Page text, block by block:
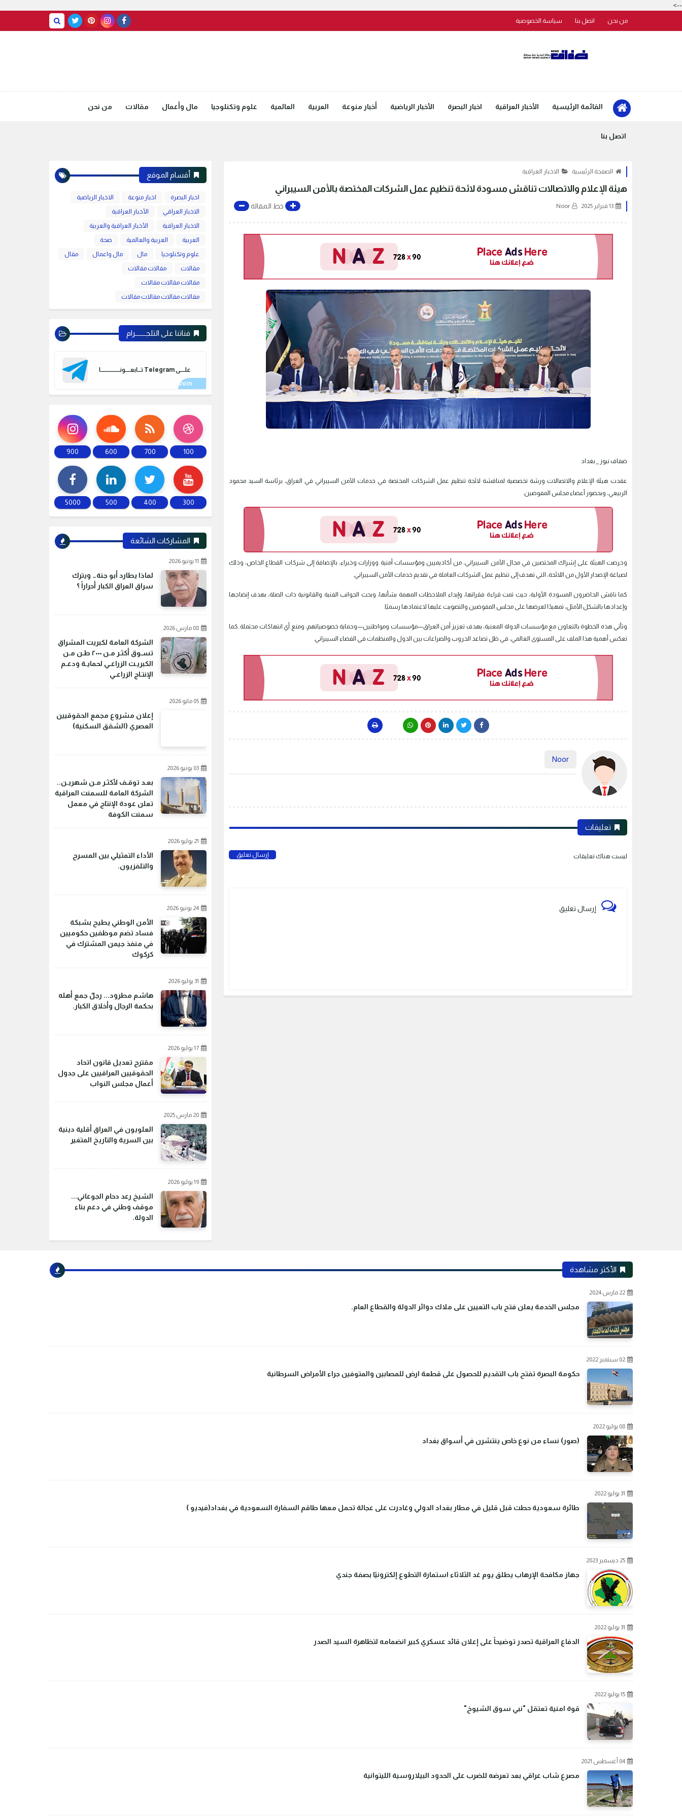
-->
من نحن اتصل بنا سياسة الخصوصية
القائمة الرئيسية الأخبار العراقية اخبار البصرة الأخبار الرياضية أخبار منوعة العربية العالمية علوم وتكنلوجيا مال وأعمال مقالات من نحن
اتصل بنا
الصفحة الرئيسية الاخبار العراقية
هيئة الإعلام والاتصالات تناقش مسودة لائحة تنظيم عمل الشركات المختصة بالأمن السيبراني
13 فبراير 2025 Noor خط المقالة
ضفاف نيوز _ بغداد
عقدت هيئة الإعلام والاتصالات ورشة تخصصية لمناقشة لائحة تنظيم عمل الشركات المختصة في خدمات الأمن السيبراني في العراق، برئاسة السيد محمود
الربيعي، وبحضور أعضاء مجلس المفوضين.
وحرصت الهيئة على إشراك المختصين في مجال الأمن السيبراني، من أكاديميين ومؤسسات أمنية ووزارات وخبراء، بالإضافة إلى شركات القطاع الخاص، وذلك
لصياغة الإصدار الأول من اللائحة، التي تهدف إلى تنظيم عمل الشركات العاملة في تقديم خدمات الأمن السيبراني.
كما ناقش الحاضرون المسودة الأولية، حيث تمت قراءة فقراتها، وإبداء الملاحظات المهمة بشأنها، وبحث الجوانب الفنية والقانونية ذات الصلة، بهدف إنضاجها
وإعدادها بالشكل الأمثل، تمهيدًا لعرضها على مجلس المفوضين والتصويت عليها لاعتمادها رسميًا.
وتأتي هذه الخطوة بالتعاون مع مؤسسات الدولة المعنية، بهدف تعزيز أمن العراق—مؤسسات ومواطنين—وحماية خصوصياتهم، ومنع أي انتهاكات محتملة. كما
تعكس أهمية هذا الملف على المستوى العالمي، في ظل تصاعد الحروب والصراعات بين الدول والمنظمات في الفضاء السيبراني.
Noor
تعليقات
ليست هناك تعليقات إرسال تعليق
إرسال تعليق
أقسام الموقع
اخبار البصرة اخبار منوعة
الاخبار الرياضية
الاخبار العراقي
الأخبار العراقية
الاخبار العراقية
الأخبار العراقية والعربية
العربية
العربية والعالمية
صحة
علوم وتكنلوجيا
مال مال واعمال
مقال
مقالات
مقالات مقالات
مقالات مقالات مقالات
مقالات مقالات مقالات مقالات
قناتنا على التلجـــــــرام
علـــــى Telegram تـــابعـــــونـــــــــــــــــــا
100
700
600
900
300
400
500
5000
المشاركات الشائعة
11 يونيو 2026
لماذا يطارد أبو جنة… ويترك
سراق العراق الكبار أحراراً ؟
08 مارس 2026
الشركة العامة لكبريت المشراق
تسـوق أكثـر مـن ٢٠٠٠ طـن مـن
الكبريـت الزراعـي لحمايـة ودعـم
الإنتـاج الزراعـي
05 مايو 2026
إعلان مشروع مجمع الحقوقيين
العصري (الشقق السكنية)
03 يونيو 2026
بعـد توقـف لأكثـر مـن شهريـن..
الشركة العامة للسمنت العراقية
تعلن عودة الإنتاج في معمل
سمنت الكوفة
21 يوليو 2026
الأداء التمثيلي بين المسرح
والتلفزيون.
24 يونيو 2026
الأمن الوطني يطيح بشبكة
فساد تضم موظفين حكوميين
في منفذ جيمن المشترك في
كركوك
31 يوليو 2026
هاشم مطرود... رجلٌ جمع أهله
بحكمة الرجال وأخلاق الكبار.
17 يوليو 2026
مقترح تعديل قانون اتحاد
الحقوقيين العراقيين على جدول
أعمال مجلس النواب
20 مارس 2025
العلويون في العراق أقلية دينية
بين السرية والتاريخ المتغير
19 يوليو 2026
الشيخ رعد دحام الجوعاني...
موقف وطني في دعم بناء
الدولة.
الأكثر مشاهدة
22 مارس 2024
مجلس الخدمة يعلن فتح باب التعيين على ملاك دوائر الدولة والقطاع العام.
02 سبتمبر 2022
حكومة البصرة تفتح باب التقديم للحصول على قطعة ارض للمصابين والمتوفين جراء الأمراض السرطانية
08 يوليو 2022
(صور) نساء من نوع خاص ينتشرن في أسواق بغداد
31 يوليو 2022
طائرة سعودية حطت قبل قليل في مطار بغداد الدولي وغادرت على عجالة تحمل معها طاقم السفارة السعودية في بغداد(فيديو )
25 ديسمبر 2023
جهاز مكافحة الإرهاب يطلق يوم غد الثلاثاء استمارة التطوع إلكترونيًا بصفة جندي
31 يوليو 2022
الدفاع العراقية تصدر توضيحاً على إعلان قائد عسكري كبير انضمامه لتظاهرة السيد الصدر
15 يوليو 2022
قوة امنية تعتقل "نبي سوق الشيوخ"
04 أغسطس 2021
مصرع شاب عراقي بعد تعرضه للضرب على الحدود البيلاروسية الليتوانية